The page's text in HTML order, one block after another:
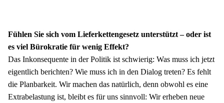
Fühlen Sie sich vom Lieferkettengesetz unterstützt – oder ist
es viel Bürokratie für wenig Effekt?
Das Inkonsequente in der Politik ist schwierig: Was muss ich jetzt
eigentlich berichten? Wie muss ich in den Dialog treten? Es fehlt
die Planbarkeit. Wir machen das natürlich, denn obwohl es eine
Extrabelastung ist, bleibt es für uns sinnvoll: Wir erheben neue